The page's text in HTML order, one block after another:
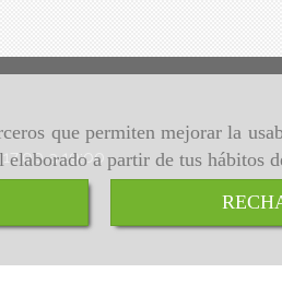
que permiten mejorar la
a partir de tus hábitos
a 19:00